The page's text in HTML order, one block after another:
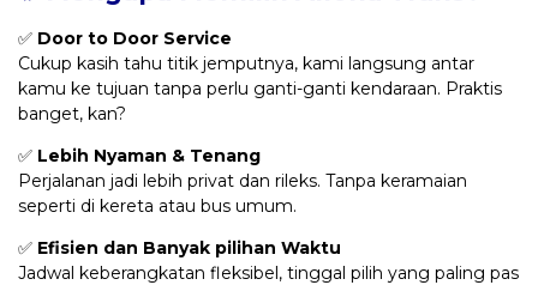
✅ Door to Door Service
Cukup kasih tahu titik jemputnya, kami langsung antar
kamu ke tujuan tanpa perlu ganti-ganti kendaraan. Praktis
banget, kan?
✅ Lebih Nyaman & Tenang
Perjalanan jadi lebih privat dan rileks. Tanpa keramaian
seperti di kereta atau bus umum.
✅ Efisien dan Banyak pilihan Waktu
Jadwal keberangkatan fleksibel, tinggal pilih yang paling pas